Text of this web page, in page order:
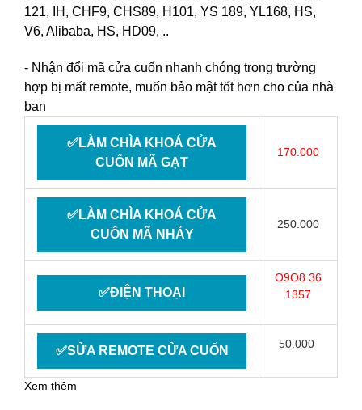
121, IH, CHF9, CHS89, H101, YS 189, YL168, HS,
V6, Alibaba, HS, HD09, ..
- Nhận đổi mã cửa cuốn nhanh chóng trong trường
hợp bị mất remote, muốn bảo mật tốt hơn cho của nhà
bạn
✅LÀM CHÌA KHOÁ CỬA
CUỐN MÃ GẠT
170.000
✅LÀM CHÌA KHOÁ CỬA
CUỐN MÃ NHẢY
250.000
✅ĐIỆN THOẠI
O9O8 36
1357
✅SỬA REMOTE CỬA CUỐN 50.000
Xem thêm